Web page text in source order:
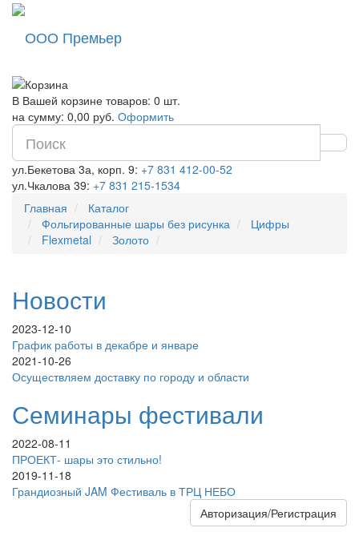
ООО Премьер
В Вашей корзине товаров: 0 шт.
на сумму: 0,00 руб. Оформить
ул.Бекетова 3а, корп. 9: +7 831 412-00-52
ул.Чкалова 39: +7 831 215-1534
Главная
Каталог
Фольгированные шары без рисунка
Цифры
Flexmetal
Золото
Новости
2023-12-10
График работы в декабре и январе
2021-10-26
Осуществляем доставку по городу и области
Семинары фестивали
2022-08-11
ПРОЕКТ- шары это стильно!
2019-11-18
Грандиозный JAM Фестиваль в ТРЦ НЕБО
Авторизация/Регистрация